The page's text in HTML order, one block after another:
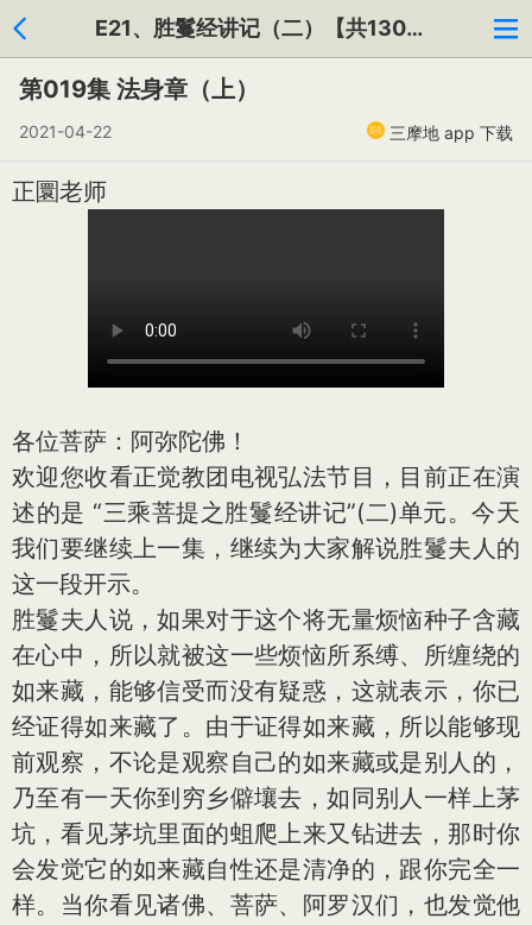
E21、胜鬘经讲记（二）【共130集】
第019集 法身章（上）
2021-04-22 三摩地 app 下载
正圜老师
各位菩萨：阿弥陀佛！
欢迎您收看正觉教团电视弘法节目，目前正在演
述的是 “三乘菩提之胜鬘经讲记”(二)单元。今天
我们要继续上一集，继续为大家解说胜鬘夫人的
这一段开示。
胜鬘夫人说，如果对于这个将无量烦恼种子含藏
在心中，所以就被这一些烦恼所系缚、所缠绕的
如来藏，能够信受而没有疑惑，这就表示，你已
经证得如来藏了。由于证得如来藏，所以能够现
前观察，不论是观察自己的如来藏或是别人的，
乃至有一天你到穷乡僻壤去，如同别人一样上茅
坑，看见茅坑里面的蛆爬上来又钻进去，那时你
会发觉它的如来藏自性还是清净的，跟你完全一
样。当你看见诸佛、菩萨、阿罗汉们，也发觉他